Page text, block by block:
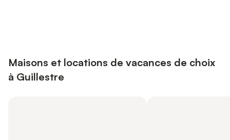
Maisons et locations de vacances de choix
à Guillestre